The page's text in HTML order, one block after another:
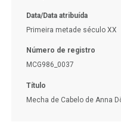
Data/Data atribuída
Primeira metade século XX
Número de registro
MCG986_0037
Título
Mecha de Cabelo de Anna